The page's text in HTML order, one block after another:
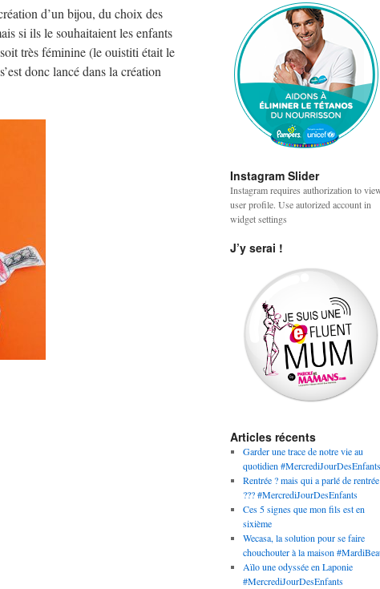
d’un bijou, du choix des
si ils le souhaitaient les enfants
très féminine (le ouistiti était le
donc lancé dans la création
Instagram Slider
Instagram requires authorization to
user profile. Use autorized account in
widget settings
J’y serai !
Articles récents
Garder une trace de notre vie au
quotidien #MercrediJourDesEnfants
Rentrée ? mais qui a parlé de rentrée
??? #MercrediJourDesEnfants
Ces 5 signes que mon fils est en
sixième
Wecasa, la solution pour se faire
chouchouter à la maison
Aïlo une odyssée en Laponie
#MercrediJourDesEnfants